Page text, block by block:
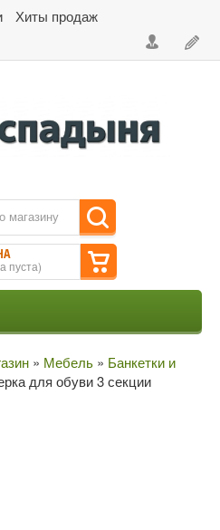
Хиты продаж
пуста)
» Мебель » Банкетки и
для обуви 3 секции